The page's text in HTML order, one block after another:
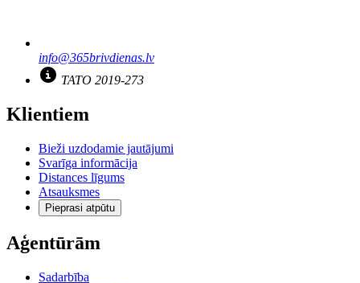
info@365brivdienas.lv
TATO 2019-273
Klientiem
Bieži uzdodamie jautājumi
Svarīga informācija
Distances līgums
Atsauksmes
Pieprasi atpūtu
Aģentūrām
Sadarbība